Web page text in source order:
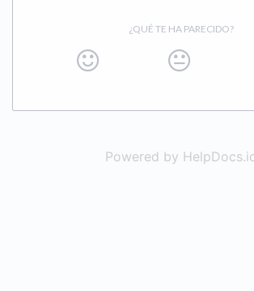
¿QUÉ TE HA PARECIDO?
Powered by